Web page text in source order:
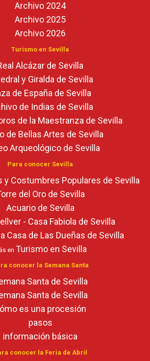
Archivo 2024
Archivo 2025
Archivo 2026
Turismo en Sevilla
Alcázar de Sevilla
y Giralda de Sevilla
de España de Sevilla
de Indias de Sevilla
de la Maestranza de Sevilla
de Bellas Artes de Sevilla
Arqueológico de Sevilla
Para conocer Sevilla
y Costumbres Populares de Sevilla
del Oro de Sevilla
Acuario de Sevilla
- Casa Fabiola de Sevilla
Casa de Las Dueñas de Sevilla
en Turismo en Sevilla
conocer la Semana Santa
Santa de Sevilla
Santa de Sevilla
es una procesión
pasos
información básica
conocer la Feria de Abril